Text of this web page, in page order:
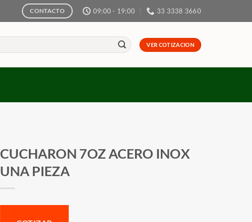
CONTACTO 09:00 - 19:00 33 3338 3660
VER COTIZACION
CUCHARON 7OZ ACERO INOX
UNA PIEZA